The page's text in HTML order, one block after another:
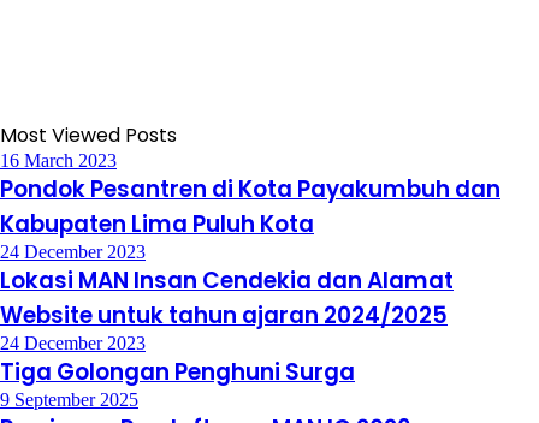
Most Viewed Posts
16 March 2023
Pondok Pesantren di Kota Payakumbuh dan
Kabupaten Lima Puluh Kota
24 December 2023
Lokasi MAN Insan Cendekia dan Alamat
Website untuk tahun ajaran 2024/2025
24 December 2023
Tiga Golongan Penghuni Surga
9 September 2025